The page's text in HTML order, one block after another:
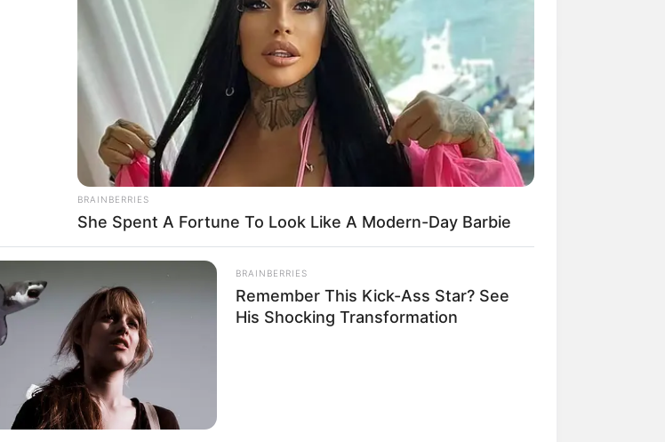
BRAINBERRIES
She Spent A Fortune To Look Like A Modern-Day Barbie
BRAINBERRIES
Remember This Kick-Ass Star? See
His Shocking Transformation